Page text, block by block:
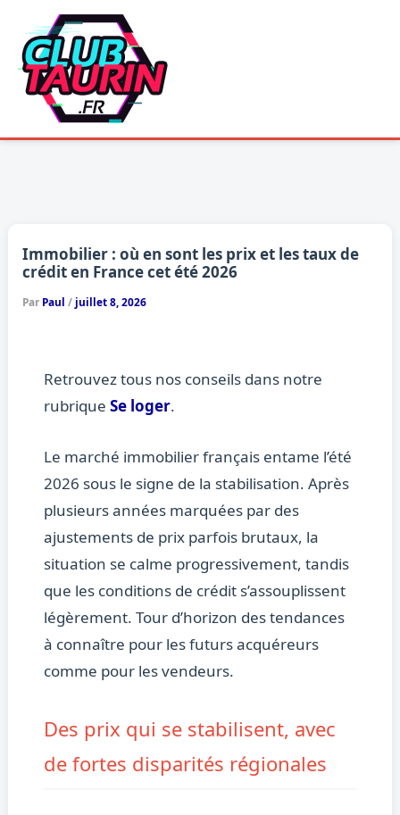
contenu
Immobilier : où en sont les prix et les taux de
crédit en France cet été 2026
Par Paul / juillet 8, 2026
Retrouvez tous nos conseils dans notre
rubrique Se loger.
Le marché immobilier français entame l’été
2026 sous le signe de la stabilisation. Après
plusieurs années marquées par des
ajustements de prix parfois brutaux, la
situation se calme progressivement, tandis
que les conditions de crédit s’assouplissent
légèrement. Tour d’horizon des tendances
à connaître pour les futurs acquéreurs
comme pour les vendeurs.
Des prix qui se stabilisent, avec
de fortes disparités régionales